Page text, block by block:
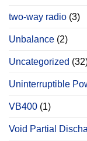
two-way radio (3)
Unbalance (2)
Uncategorized
Uninterruptible
VB400 (1)
Void Partial